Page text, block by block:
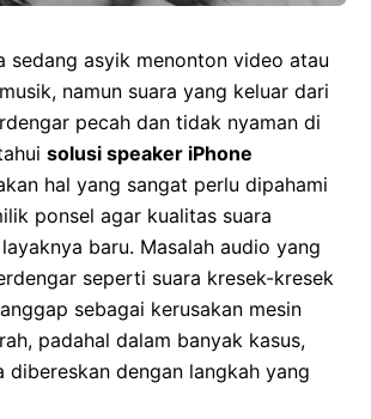
sedang asyik menonton video atau
namun suara yang keluar dari
pecah dan tidak nyaman di
solusi speaker iPhone
hal yang sangat perlu dipahami
ponsel agar kualitas suara
baru. Masalah audio yang
seperti suara kresek-kresek
sebagai kerusakan mesin
padahal dalam banyak kasus,
dibereskan dengan langkah yang